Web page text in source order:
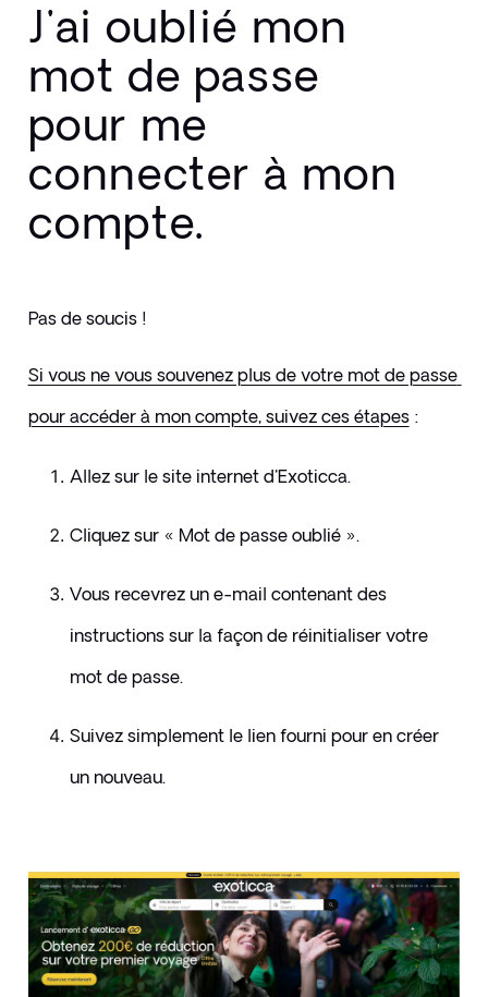
J'ai oublié mon
mot de passe
pour me
connecter à mon
compte.
Pas de soucis !
Si vous ne vous souvenez plus de votre mot de passe
pour accéder à mon compte, suivez ces étapes :
Allez sur le site internet d'Exoticca.
Cliquez sur « Mot de passe oublié ».
Vous recevrez un e-mail contenant des
instructions sur la façon de réinitialiser votre
mot de passe.
Suivez simplement le lien fourni pour en créer
un nouveau.